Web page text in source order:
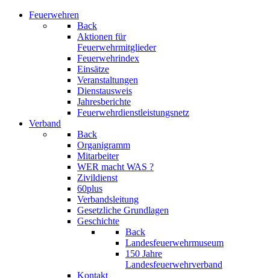
Feuerwehren
Back
Aktionen für
Feuerwehrmitglieder
Feuerwehrindex
Einsätze
Veranstaltungen
Dienstausweis
Jahresberichte
Feuerwehrdienstleistungsnetz
Verband
Back
Organigramm
Mitarbeiter
WER macht WAS ?
Zivildienst
60plus
Verbandsleitung
Gesetzliche Grundlagen
Geschichte
Back
Landesfeuerwehrmuseum
150 Jahre
Landesfeuerwehrverband
Kontakt